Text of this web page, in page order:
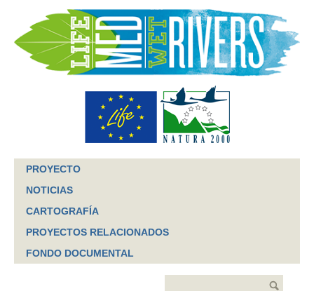
Jump to navigation
PROYECTO
NOTICIAS
CARTOGRAFÍA
PROYECTOS RELACIONADOS
FONDO DOCUMENTAL